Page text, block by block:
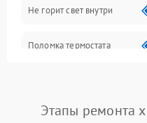
Не горит свет внутри
Поломка термостата
Поломка системы No Frost
Этапы ремонта